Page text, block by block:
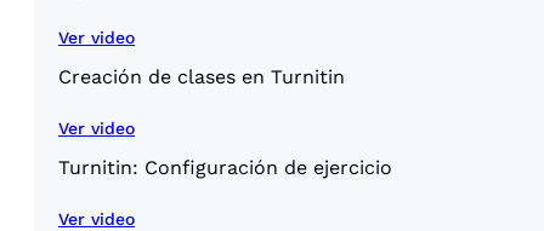
Ver video
Creación de clases en Turnitin
Ver video
Turnitin: Configuración de ejercicio
Ver video